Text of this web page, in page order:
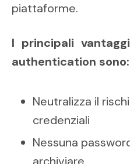
piattaforme.
I principali
authentication sono:
Neutralizza il
credenziali
Nessuna